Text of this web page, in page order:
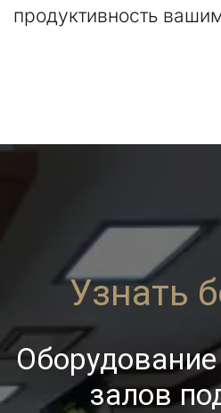
продуктивность
Узнать
залов